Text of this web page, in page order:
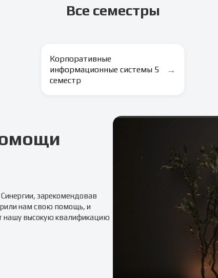
Все семестры
Корпоративные
информационные системы 5
семестр
→
Синергии, зарекомендовав
нам свою помощь, и
нашу высокую квалификацию